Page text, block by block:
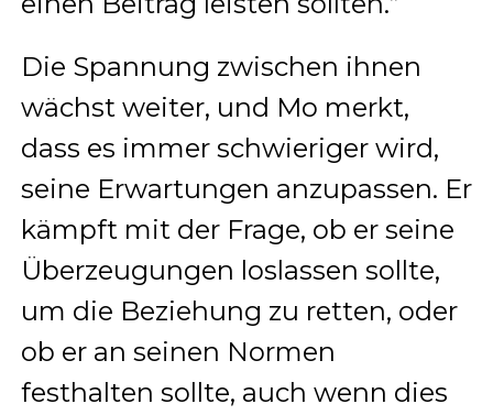
Die Spannung zwischen ihnen
wächst weiter, und Mo merkt,
dass es immer schwieriger wird,
seine Erwartungen anzupassen. Er
kämpft mit der Frage, ob er seine
Überzeugungen loslassen sollte,
um die Beziehung zu retten, oder
ob er an seinen Normen
festhalten sollte, auch wenn dies